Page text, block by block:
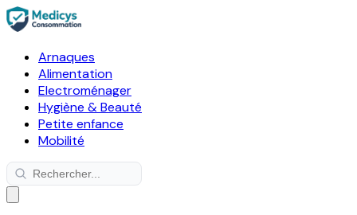
Arnaques
Alimentation
Electroménager
Hygiène & Beauté
Petite enfance
Mobilité